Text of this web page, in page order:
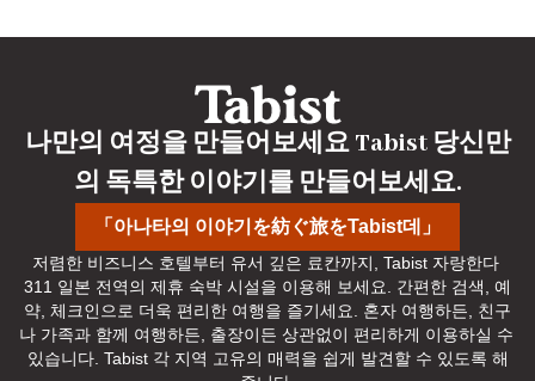
「아나타의 이야기を紡ぐ旅をTabist데」
나만의 여정을 만들어보세요 Tabist 당신만
의 독특한 이야기를 만들어보세요.
저렴한 비즈니스 호텔부터 유서 깊은 료칸까지, Tabist 자랑한다
311 일본 전역의 제휴 숙박 시설을 이용해 보세요. 간편한 검색, 예
약, 체크인으로 더욱 편리한 여행을 즐기세요. 혼자 여행하든, 친구
나 가족과 함께 여행하든, 출장이든 상관없이 편리하게 이용하실 수
있습니다. Tabist 각 지역 고유의 매력을 쉽게 발견할 수 있도록 해